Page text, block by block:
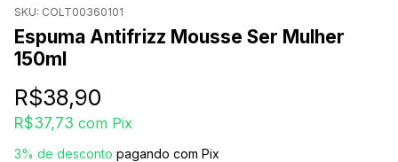
SKU: COLT00360101
Espuma Antifrizz Mousse Ser Mulher
150ml
R$38,90
R$37,73 com Pix
3% de desconto pagando com Pix